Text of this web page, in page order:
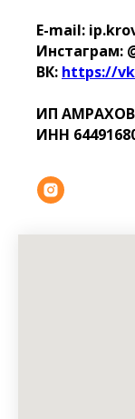
E-mail:
Инстаграм:
ВК: https://
ИП
ИНН